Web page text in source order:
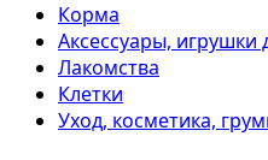
Корма
Аксессуары, игрушки
Лакомства
Клетки
Уход, косметика,